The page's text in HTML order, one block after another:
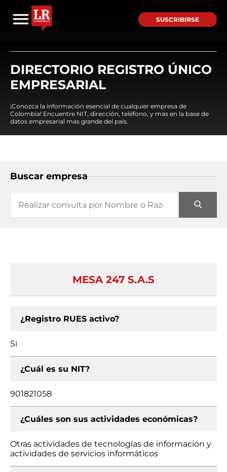
SUSCRIBIRSE
DIRECTORIO REGISTRO ÚNICO
EMPRESARIAL
¡Conozca la información esencial de cualquier empresa de
Colombia! Encuentre NIT, dirección, teléfono, y mas en la base de
datos empresarial mas grande del país.
Buscar empresa
MESA 247 S.A.S
¿Registro RUES activo?
Si
¿Cuál es su NIT?
901821058
¿Cuáles son sus actividades económicas?
Otras actividades de tecnologías de información y
actividades de servicios informáticos